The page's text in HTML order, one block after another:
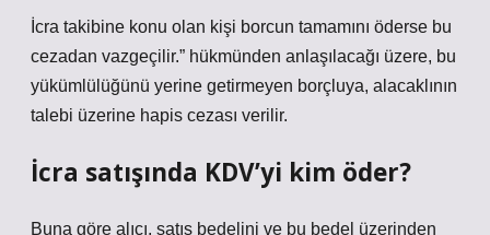
İcra takibine konu olan kişi borcun tamamını öderse bu
cezadan vazgeçilir.” hükmünden anlaşılacağı üzere, bu
yükümlülüğünü yerine getirmeyen borçluya, alacaklının
talebi üzerine hapis cezası verilir.
İcra satışında KDV’yi kim öder?
Buna göre alıcı, satış bedelini ve bu bedel üzerinden